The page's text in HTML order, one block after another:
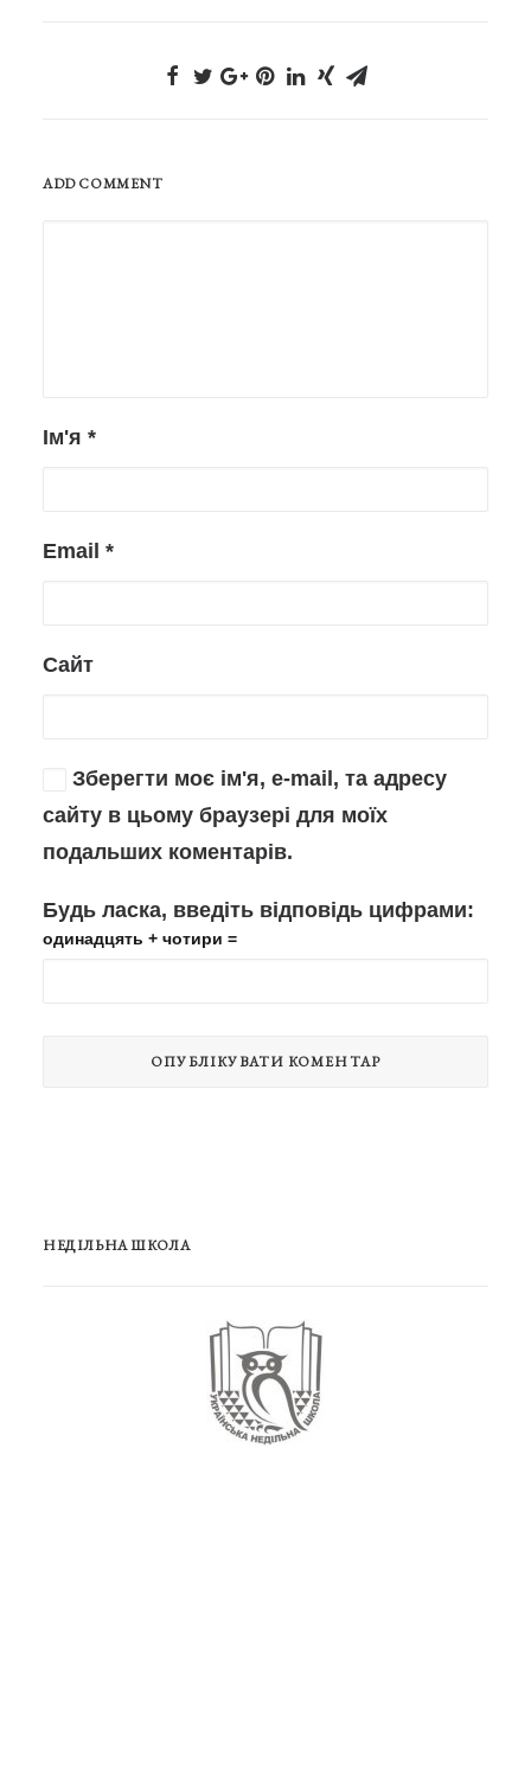
ADD COMMENT
Ім'я *
Email *
Сайт
Зберегти моє ім'я, e-mail, та адресу
сайту в цьому браузері для моїх
подальших коментарів.
Будь ласка, введіть відповідь цифрами:
одинадцять + чотири =
НЕДІЛЬНА ШКОЛА